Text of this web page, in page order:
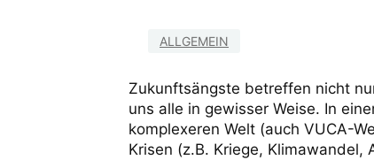
ALLGEMEIN
Zukunftsängste betreffen nicht
uns alle in gewisser Weise. In
komplexeren Welt (auch VUCA-
Krisen (z.B. Kriege, Klimawandel,